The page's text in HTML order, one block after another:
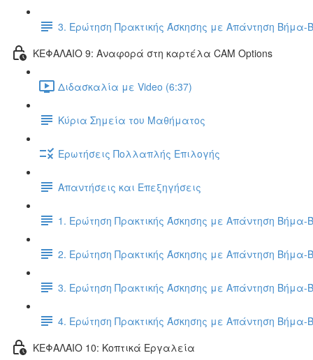
3. Ερώτηση Πρακτικής Άσκησης με Απάντηση Βήμα-
ΚΕΦΑΛΑΙΟ 9: Αναφορά στη καρτέλα CAM Options
Διδασκαλία με Video (6:37)
Κύρια Σημεία του Μαθήματος
Ερωτήσεις Πολλαπλής Επιλογής
Απαντήσεις και Επεξηγήσεις
1. Ερώτηση Πρακτικής Άσκησης με Απάντηση Βήμα-
2. Ερώτηση Πρακτικής Άσκησης με Απάντηση Βήμα-
3. Ερώτηση Πρακτικής Άσκησης με Απάντηση Βήμα-
4. Ερώτηση Πρακτικής Άσκησης με Απάντηση Βήμα-
ΚΕΦΑΛΑΙΟ 10: Κοπτικά Εργαλεία